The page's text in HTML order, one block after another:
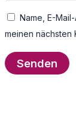
Name, E-
meinen nächsten